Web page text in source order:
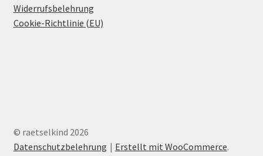
Widerrufsbelehrung
Cookie-Richtlinie (EU)
© raetselkind 2026
Datenschutzbelehrung
Erstellt mit WooCommerce.